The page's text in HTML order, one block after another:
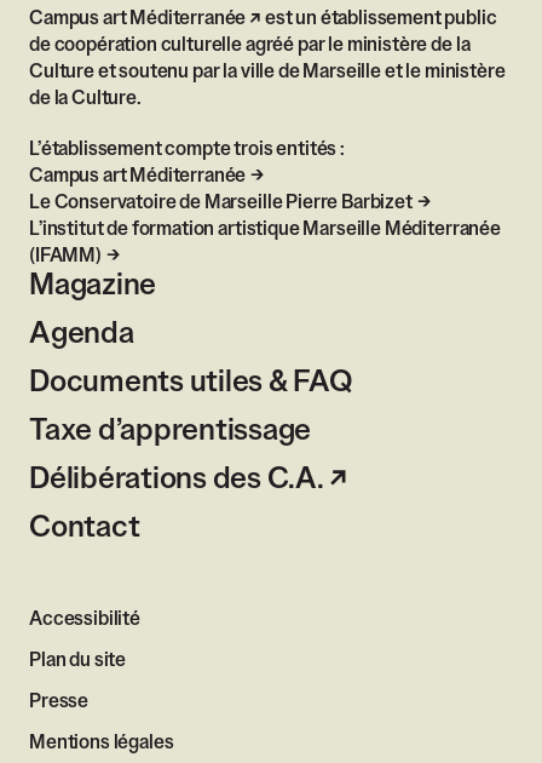
Magazine
Agenda
Documents utiles & FAQ
Taxe d’apprentissage
Délibérations des C.A.
Contact
Campus art Méditerranée
est un établissement public
de coopération culturelle agréé par le ministère de la
Culture et soutenu par la ville de Marseille et le ministère
de la Culture.
L’établissement compte trois entités :
Campus art Méditerranée
Le Conservatoire de Marseille Pierre Barbizet
L’institut de formation artistique Marseille Méditerranée
(IFAMM)
Accessibilité
Plan du site
Presse
Mentions légales